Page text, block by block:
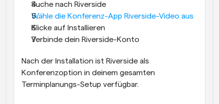
Suche nach Riverside
Wähle die Konferenz-App Riverside-Video aus
Klicke auf Installieren
Verbinde dein Riverside-Konto
Nach der Installation ist Riverside als
Konferenzoption in deinem gesamten
Terminplanungs-Setup verfügbar.